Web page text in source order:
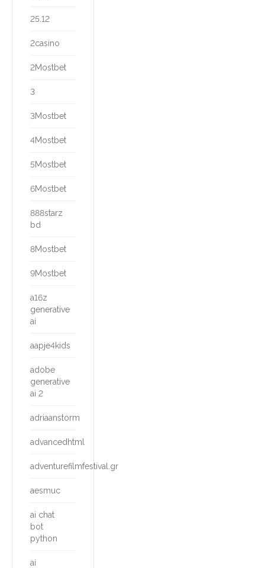
25.12
2casino
2Mostbet
3
3Mostbet
4Mostbet
5Mostbet
6Mostbet
888starz
bd
8Mostbet
9Mostbet
a16z
generative
ai
aapje4kids
adobe
generative
ai 2
adriaanstorm
advancedhtml
adventurefilmfestival.gr
aesmuc
ai chat
bot
python
ai